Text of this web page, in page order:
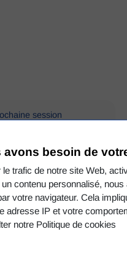
session
et test de positionnement.
début de la session
avons besoin de
trafic de notre site Web,
contenu personnalisé,
votre navigateur. Cela
adresse IP et votre
notre Politique de cookies